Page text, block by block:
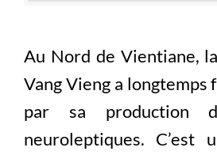
Au Nord de Vientiane,
Vang Vieng a longtemps
par sa production
neuroleptiques. C’est